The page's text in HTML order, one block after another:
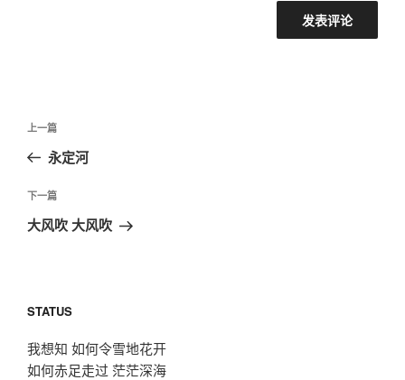
文
导
航
上
一
文
章
上一篇
永定河
下
一
下一篇
大风吹 大风吹
STATUS
我想知 如何令雪地花开
如何赤足走过 茫茫深海